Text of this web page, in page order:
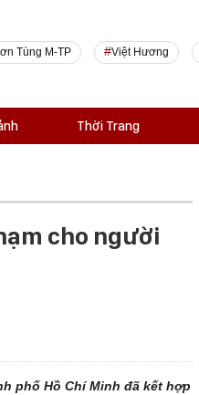
Tùng M-TP Việt Hương
Thời Trang
cho người
phố Hồ Chí Minh đã kết hợp